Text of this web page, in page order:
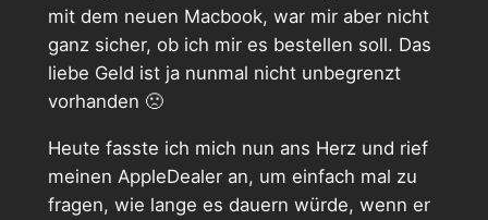
mit dem neuen Macbook, war mir aber nicht
ganz sicher, ob ich mir es bestellen soll. Das
liebe Geld ist ja nunmal nicht unbegrenzt
vorhanden 🙁
Heute fasste ich mich nun ans Herz und rief
meinen AppleDealer an, um einfach mal zu
fragen, wie lange es dauern würde, wenn er